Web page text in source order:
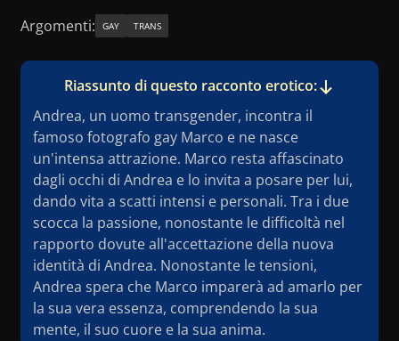
Argomenti: GAY TRANS
Riassunto di questo racconto erotico:
Andrea, un uomo transgender, incontra il
famoso fotografo gay Marco e ne nasce
un'intensa attrazione. Marco resta affascinato
dagli occhi di Andrea e lo invita a posare per lui,
dando vita a scatti intensi e personali. Tra i due
scocca la passione, nonostante le difficoltà nel
rapporto dovute all'accettazione della nuova
identità di Andrea. Nonostante le tensioni,
Andrea spera che Marco imparerà ad amarlo per
la sua vera essenza, comprendendo la sua
mente, il suo cuore e la sua anima.